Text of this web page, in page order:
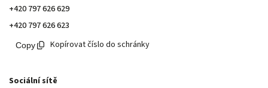
+420 797 626 629
+420 797 626 623
Kopírovat číslo do schránky
Sociální sítě